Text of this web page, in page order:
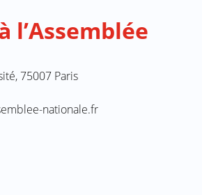
l’Assemblée
75007 Paris
nationale.fr